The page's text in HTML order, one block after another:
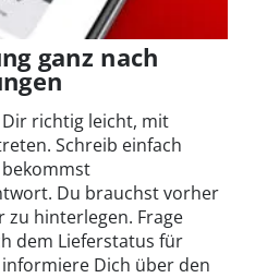
ganz nach
richtig leicht, mit
Schreib einfach
Du brauchst vorher
zu hinterlegen. Frage
dem Lieferstatus für
Dich über den